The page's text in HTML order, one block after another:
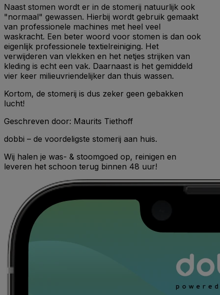
Naast stomen wordt er in de stomerij natuurlijk ook
"normaal" gewassen. Hierbij wordt gebruik gemaakt
van professionele machines met heel veel
waskracht. Een beter woord voor stomen is dan ook
eigenlijk professionele textielreiniging. Het
verwijderen van vlekken en het netjes strijken van
kleding is echt een vak. Daarnaast is het gemiddeld
vier keer milieuvriendelijker dan thuis wassen.
Kortom, de stomerij is dus zeker geen gebakken
lucht!
Geschreven door: Maurits Tiethoff
dobbi – de voordeligste stomerij aan huis.
Wij halen je was- & stoomgoed op, reinigen en
leveren het schoon terug binnen 48 uur!